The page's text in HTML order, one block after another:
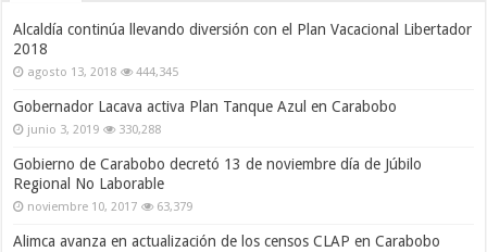
Alcaldía continúa llevando diversión con el Plan Vacacional Libertador
2018
agosto 13, 2018 444,345
Gobernador Lacava activa Plan Tanque Azul en Carabobo
junio 3, 2019 330,288
Gobierno de Carabobo decretó 13 de noviembre día de Júbilo
Regional No Laborable
noviembre 10, 2017 63,379
Alimca avanza en actualización de los censos CLAP en Carabobo